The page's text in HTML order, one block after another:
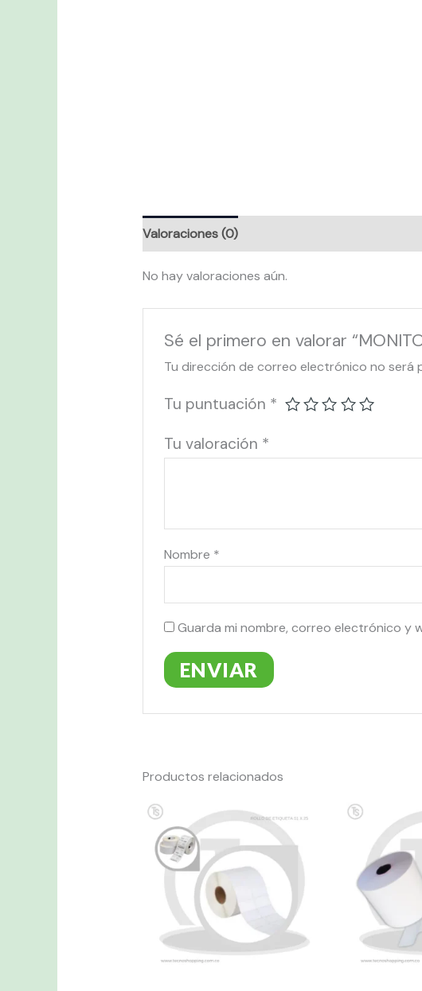
Valoraciones (0)
No hay valoraciones aún.
Sé el primero en valorar
Tu dirección de correo electrónico no será
Tu puntuación *
Tu valoración *
Nombre *
Guarda mi nombre, correo electrónico y
Productos relacionados